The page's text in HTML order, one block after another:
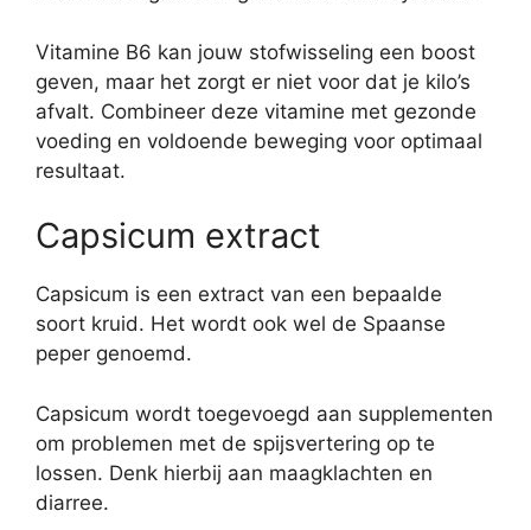
Vitamine B6 kan jouw stofwisseling een boost
geven, maar het zorgt er niet voor dat je kilo’s
afvalt. Combineer deze vitamine met gezonde
voeding en voldoende beweging voor optimaal
resultaat.
Capsicum extract
Capsicum is een extract van een bepaalde
soort kruid. Het wordt ook wel de Spaanse
peper genoemd.
Capsicum wordt toegevoegd aan supplementen
om problemen met de spijsvertering op te
lossen. Denk hierbij aan maagklachten en
diarree.